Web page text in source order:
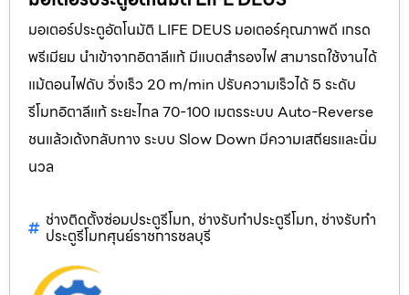
มอเตอร์ประตูอัตโนมัติ LIFE DEUS มอเตอร์คุณภาพดี เกรด
พรีเมียม นำเข้าจากอิตาลีแท้ มีแบตสำรองไฟ สามารถใช้งานได้
แม้ตอนไฟดับ วิ่งเร็ว 20 m/min ปรับความเร็วได้ 5 ระดับ
รีโมทอิตาลีแท้ ระยะไกล 70-100 เมตรระบบ Auto-Reverse
ชนแล้วเด้งกลับทาง ระบบ Slow Down มีความเสถียรและนิ่ม
นวล
ช่างติดตั้งซ่อมประตูรีโมท, ช่างรับทำประตูรีโมท, ช่างรับทำ
ประตูรีโมทศุนย์ราชการชลบุรี